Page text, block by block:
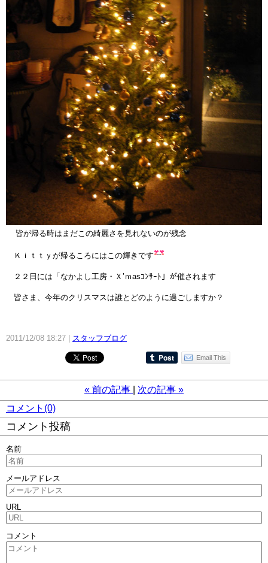
皆が帰る時はまだこの綺麗さを見れないのが残念
Ｋｉｔｔｙが帰るころにはこの輝きです
２２日には「なかよし工房・Ｘ’ｍasｺﾝｻｰﾄ」が催されます
皆さま、今年のクリスマスは誰とどのように過ごしますか？
2011/12/08 18:27 スタッフブログ
Email This
« 前の記事 次の記事 »
コメント(0)
コメント投稿
名前
メールアドレス
URL
コメント